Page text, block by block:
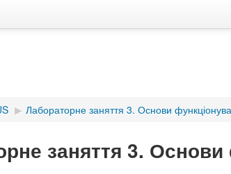
▶︎ Лабораторне заняття 3. Основи
заняття 3.